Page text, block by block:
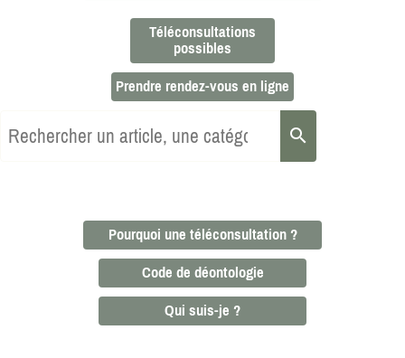
Téléconsultations
possibles
Prendre rendez-vous en ligne
search
Pourquoi une téléconsultation ?
Code de déontologie
Qui suis-je ?